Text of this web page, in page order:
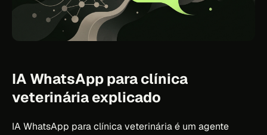
IA WhatsApp para clínica
veterinária explicado
IA WhatsApp para clínica veterinária é um agente